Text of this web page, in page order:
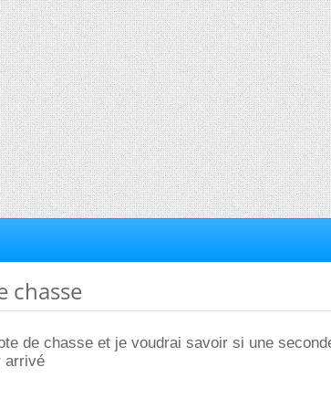
chasse
de chasse et je voudrai savoir si une
arrivé